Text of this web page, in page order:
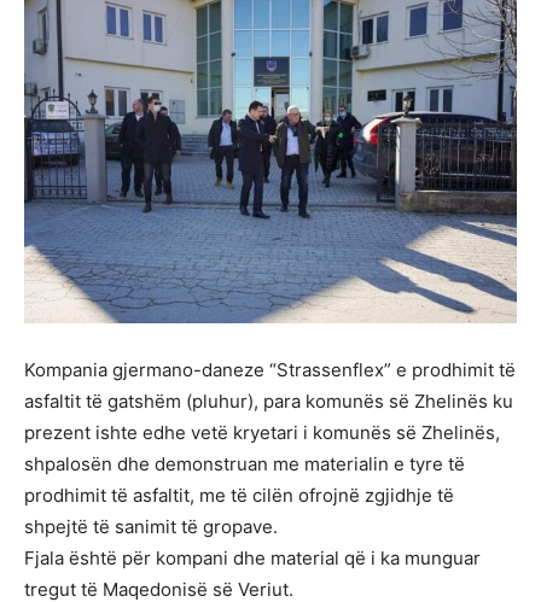
Kompania gjermano-daneze “Strassenflex” e prodhimit të
asfaltit të gatshëm (pluhur), para komunës së Zhelinës ku
prezent ishte edhe vetë kryetari i komunës së Zhelinës,
shpalosën dhe demonstruan me materialin e tyre të
prodhimit të asfaltit, me të cilën ofrojnë zgjidhje të
shpejtë të sanimit të gropave.
Fjala është për kompani dhe material që i ka munguar
tregut të Maqedonisë së Veriut.